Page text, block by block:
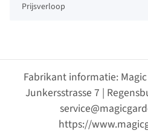
Prijsverloop
Fabrikant informatie:
Junkersstrasse 7 |
https://